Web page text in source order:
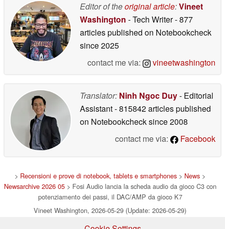
Editor of theoriginal article:Vineet
Washington - Tech Writer- 877
articles published on Notebookcheck
since 2025
contact me via:
vineetwashington
Translator: Ninh Ngoc Duy- Editorial
Assistant- 815842 articles published
on Notebookchecksince 2008
contact me via:
Facebook
> Recensioni e prove di notebook, tablets e smartphones > News >
Newsarchive 2026 05> Fosi Audio lancia la scheda audio da gioco C3 con
potenziamento dei passi, il DAC/AMP da gioco K7
Vineet Washington, 2026-05-29 (Update: 2026-05-29)